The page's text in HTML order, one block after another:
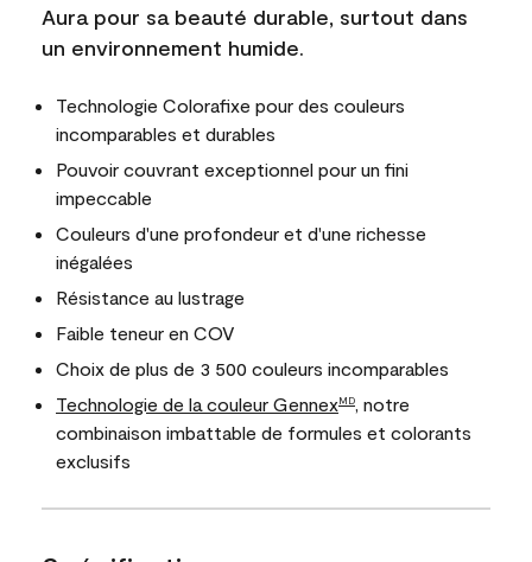
Aura pour sa beauté durable, surtout dans
un environnement humide.
Technologie Colorafixe pour des couleurs
incomparables et durables
Pouvoir couvrant exceptionnel pour un fini
impeccable
Couleurs d'une profondeur et d'une richesse
inégalées
Résistance au lustrage
Faible teneur en COV
Choix de plus de 3 500 couleurs incomparables
Technologie de la couleur GennexMD, notre
combinaison imbattable de formules et colorants
exclusifs